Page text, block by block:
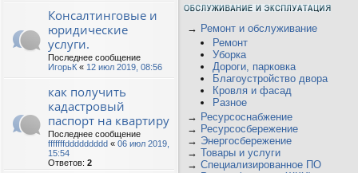
Консалтинговые и
юридические
услуги.
Последнее сообщение
ИгорьК « 12 июл 2019, 08:56
как получить
кадастровый
паспорт на квартиру
Последнее сообщение
fffffffddddddddd « 06 июл 2019,
15:54
Ответов: 2
→ Ремонт и обслуживание
Ремонт
Уборка
Дороги, парковка
Благоустройство двора
Кровля и фасад
Разное
→ Ресурсоснабжение
→ Ресурсосбережение
→ Энергосбережение
→ Товары и услуги
→ Специализированное ПО